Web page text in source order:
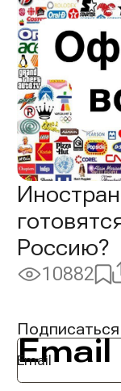
Россию?
10882
Email